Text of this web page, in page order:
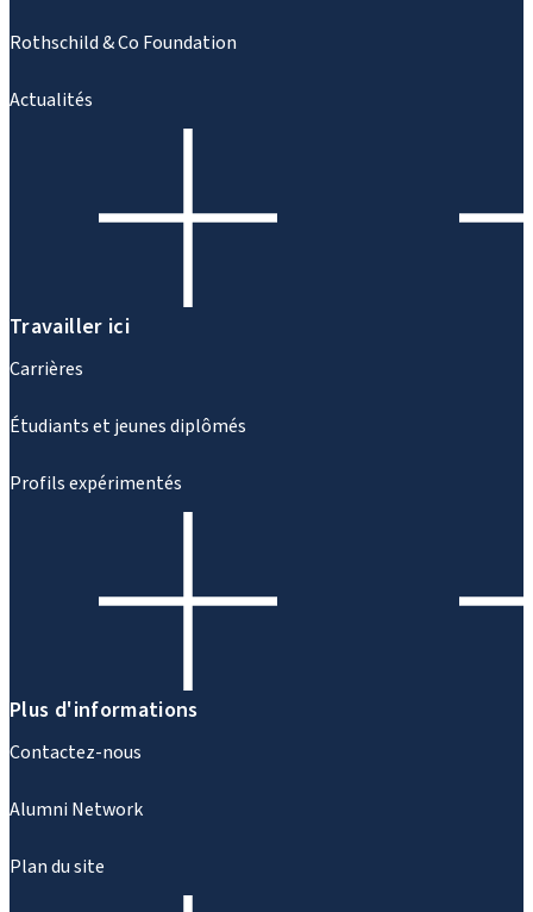
Rothschild & Co Foundation
Actualités
Travailler ici
Carrières
Étudiants et jeunes diplômés
Profils expérimentés
Plus d'informations
Contactez-nous
Alumni Network
Plan du site